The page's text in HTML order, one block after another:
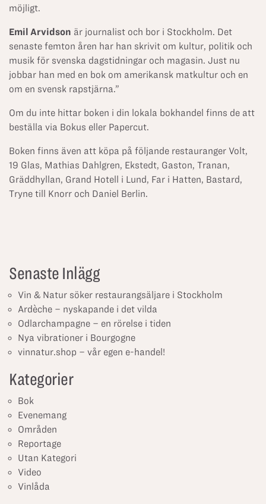
möjligt.
Emil Arvidson är journalist och bor i Stockholm. Det
senaste femton åren har han skrivit om kultur, politik och
musik för svenska dagstidningar och magasin. Just nu
jobbar han med en bok om amerikansk matkultur och en
om en svensk rapstjärna.”
Om du inte hittar boken i din lokala bokhandel finns de att
beställa via Bokus eller Papercut.
Boken finns även att köpa på följande restauranger Volt,
19 Glas, Mathias Dahlgren, Ekstedt, Gaston, Tranan,
Gräddhyllan, Grand Hotell i Lund, Far i Hatten, Bastard,
Tryne till Knorr och Daniel Berlin.
Senaste Inlägg
Vin & Natur söker restaurangsäljare i Stockholm
Ardèche – nyskapande i det vilda
Odlarchampagne – en rörelse i tiden
Nya vibrationer i Bourgogne
vinnatur.shop – vår egen e-handel!
Kategorier
Bok
Evenemang
Områden
Reportage
Utan Kategori
Video
Vinlåda